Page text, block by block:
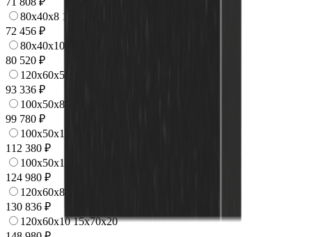
80x40x8 15x50x20
72 456 ₽
80x40x10 15x50x20
80 520 ₽
120x60x5 12x70x15
93 336 ₽
100x50x8 15x60x20
99 780 ₽
100x50x10 15x60x20
112 380 ₽
100x50x12 15x60x20
124 980 ₽
120x60x8 15x70x20
130 836 ₽
120x60x10 15x70x20